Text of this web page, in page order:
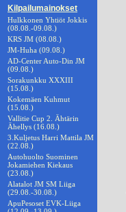
Kilpailumainokset
Hulkkonen Yhtiöt Jokkis
(08.08.-09.08.)
KRS JM (08.08.)
JM-Huha (09.08.)
AD-Center Auto-Din JM
(09.08.)
Sorakunkku XXXIII
(15.08.)
Kokemäen Kuhmut
(15.08.)
Vallitie Cup 2. Ähtärin
Ähellys (16.08.)
3.Kuljetus Harri Mattila JM
(22.08.)
Autohuolto Suominen
Jokamiehen Kiekaus
(23.08.)
Alatalot JM SM Liiga
(29.08.-30.08.)
ApuPesoset EVK-Liiga